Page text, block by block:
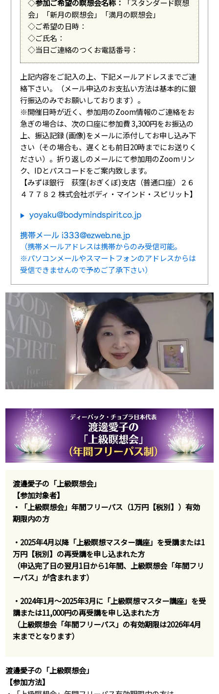
◇参加ご希望の瞑想会名称：
「スタンダード瞑想
会」「新月の瞑想会」「満月の瞑想会」
◇ご希望の日時：
◇ご氏名：
◇当日ご連絡のつくお電話番号：
上記内容をご記入の上、下記メールアドレスまでご連
絡下さい。（メール申込のお支払い方法は基本的に銀
行振込のみでお願いしております）。
※開催日時が近く、参加用のZoom情報のご連絡をお
急ぎの場合は、次の口座に参加費 3,300円をお振込の
上、振込記録 (画像)をメールに添付してお申し込み下
さい（その場合も、遅くとも前日20時までにお送りく
ださい）。折り返しのメールにて参加用のZoomリン
ク、IDとパスコードをご案内致します。
【みずほ銀行 荻窪(おぎくぼ)支店（普通口座）２６
４７７８２ 株式会社ボディ・マインド・スピリット】
（携帯メールアドレスは携帯からのみ受信可能。
※パソコンメールやスマートフォンのアドレスからは
受信できませんので予めご了承下さい）
渡邊愛子の「上級瞑想会」
【参加対象者】
・「上級瞑想会」年間フリーパス（1万円【税別】）有効
期限内の方
・2025年4月以降「上級瞑想マスター講座」を受講または1
万円【税別】の再受講を申し込まれた方
（申込完了日の翌月1日から1年間、上級瞑想会「年間フリ
ーパス」が含まれます）
・2024年1月～2025年3月に「上級瞑想マスター講座」を受
講または11,000円の再受講を申し込まれた方
（上級瞑想会「年間フリーパス」の有効期限は2026年4月
末までとなります）
渡邊愛子の「上級瞑想会」
【参加方法】